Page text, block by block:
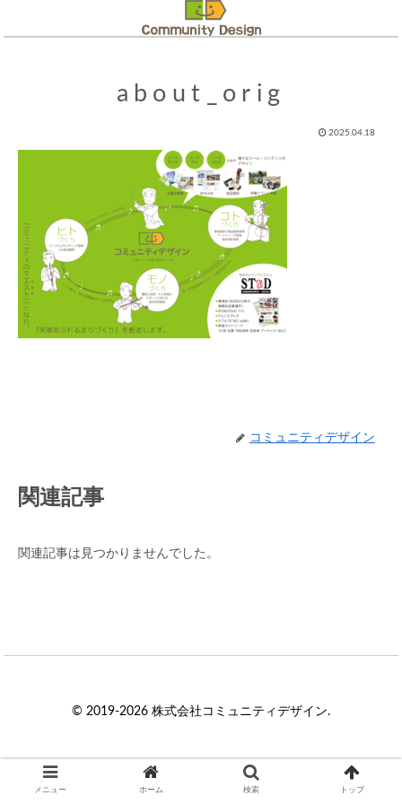
about_orig
2025.04.18
コミュニティデザイン
関連記事
関連記事は見つかりませんでした。
© 2019-2026 株式会社コミュニティデザイン.
メニュー ホーム 検索 トップ